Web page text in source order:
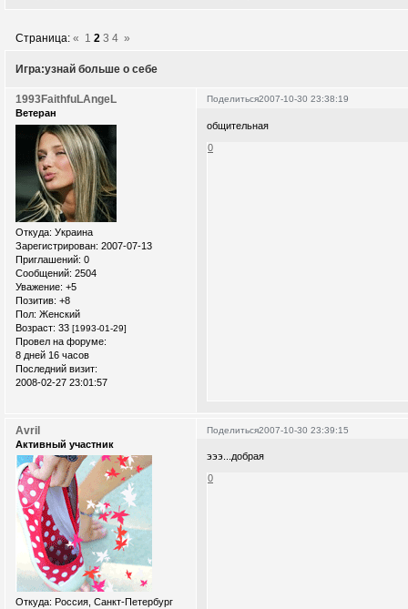
Игра:узнай больше о себе
Страница:« 1 2 3 4 »
Поделиться2007-10-30 23:38:19
1993FaithfuLAngeL
Ветеран
Откуда: Украина
Зарегистрирован: 2007-07-13
Приглашений: 0
Сообщений: 2504
Уважение: +5
Позитив: +8
Пол: Женский
Возраст: 33 [1993-01-29]
Провел на форуме:
8 дней 16 часов
Последний визит:
2008-02-27 23:01:57
общительная
0
Поделиться2007-10-30 23:39:15
Avril
Активный участник
Откуда: Россия, Санкт-Петербург
эээ...добрая
0